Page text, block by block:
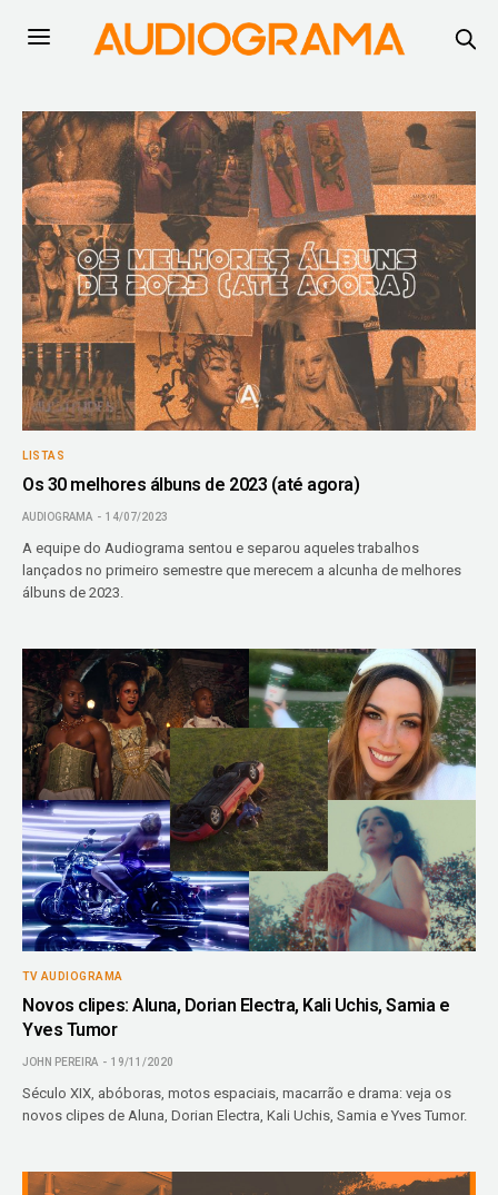
LISTAS
Os 30 melhores álbuns de 2023 (até agora)
AUDIOGRAMA 14/07/2023
A equipe do Audiograma sentou e separou aqueles trabalhos
lançados no primeiro semestre que merecem a alcunha de melhores
álbuns de 2023.
TV AUDIOGRAMA
Novos clipes: Aluna, Dorian Electra, Kali Uchis, Samia e
Yves Tumor
JOHN PEREIRA 19/11/2020
Século XIX, abóboras, motos espaciais, macarrão e drama: veja os
novos clipes de Aluna, Dorian Electra, Kali Uchis, Samia e Yves Tumor.